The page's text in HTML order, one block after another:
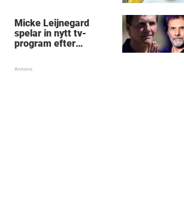
Micke Leijnegard
spelar in nytt tv-
program efter